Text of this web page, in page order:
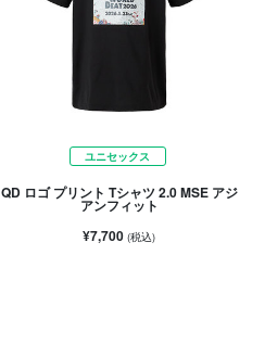
ユニセックス
QD ロゴ プリント Tシャツ 2.0 MSE アジ
アンフィット
¥7,700(税込)